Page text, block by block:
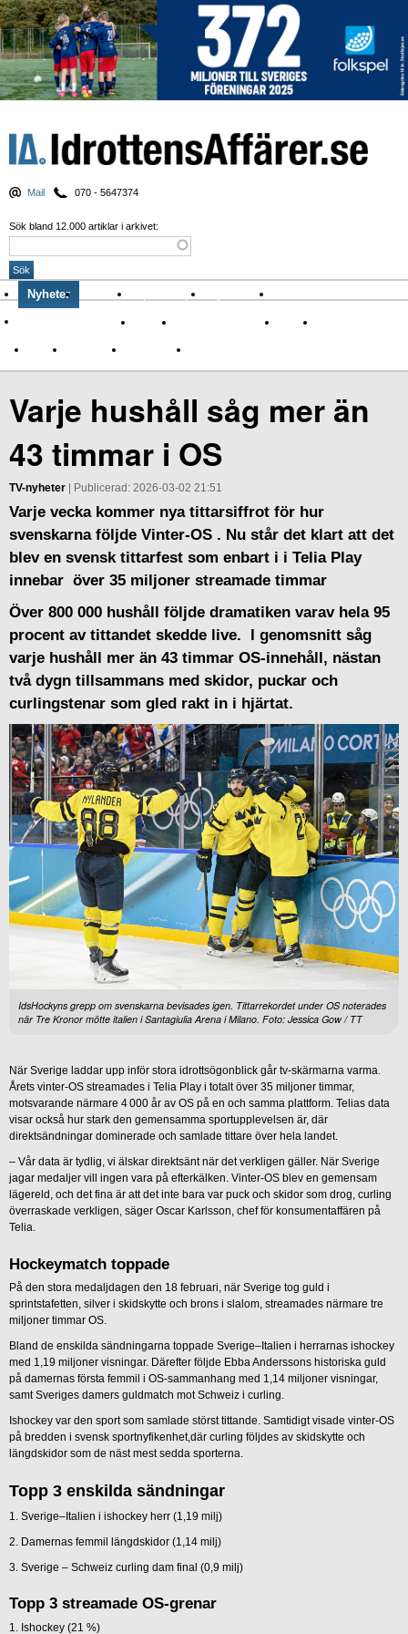
Mail 070 - 5647374
Sök bland 12.000 artiklar i arkivet:
Nyheter Krönikor Sport & spel Nyhetsbrev
Om Idrottens Affärer
Affärer I spåren av Corona Arena
Namn Sponsring TV-nyheter
Varje hushåll såg mer än
43 timmar i OS
TV-nyheter | Publicerad: 2026-03-02 21:51
Varje vecka kommer nya tittarsiffrot för hur
svenskarna följde Vinter-OS . Nu står det klart att det
blev en svensk tittarfest som enbart i i Telia Play
innebar över 35 miljoner streamade timmar
Över 800 000 hushåll följde dramatiken varav hela 95
procent av tittandet skedde live. I genomsnitt såg
varje hushåll mer än 43 timmar OS-innehåll, nästan
två dygn tillsammans med skidor, puckar och
curlingstenar som gled rakt in i hjärtat.
IdsHockyns grepp om svenskarna bevisades igen. Tittarrekordet under OS noterades
när Tre Kronor mötte italien i Santagiulia Arena i Milano. Foto: Jessica Gow / TT
När Sverige laddar upp inför stora idrottsögonblick går tv-skärmarna varma.
Årets vinter-OS streamades i Telia Play i totalt över 35 miljoner timmar,
motsvarande närmare 4 000 år av OS på en och samma plattform. Telias data
visar också hur stark den gemensamma sportupplevelsen är, där
direktsändningar dominerade och samlade tittare över hela landet.
– Vår data är tydlig, vi älskar direktsänt när det verkligen gäller. När Sverige
jagar medaljer vill ingen vara på efterkälken. Vinter-OS blev en gemensam
lägereld, och det fina är att det inte bara var puck och skidor som drog, curling
överraskade verkligen, säger Oscar Karlsson, chef för konsumentaffären på
Telia.
Hockeymatch toppade
På den stora medaljdagen den 18 februari, när Sverige tog guld i
sprintstafetten, silver i skidskytte och brons i slalom, streamades närmare tre
miljoner timmar OS.
Bland de enskilda sändningarna toppade Sverige–Italien i herrarnas ishockey
med 1,19 miljoner visningar. Därefter följde Ebba Anderssons historiska guld
på damernas första femmil i OS-sammanhang med 1,14 miljoner visningar,
samt Sveriges damers guldmatch mot Schweiz i curling.
Ishockey var den sport som samlade störst tittande. Samtidigt visade vinter-OS
på bredden i svensk sportnyfikenhet,där curling följdes av skidskytte och
längdskidor som de näst mest sedda sporterna.
Topp 3 enskilda sändningar
1. Sverige–Italien i ishockey herr (1,19 milj)
2. Damernas femmil längdskidor (1,14 milj)
3. Sverige – Schweiz curling dam final (0,9 milj)
Topp 3 streamade OS-grenar
1. Ishockey (21 %)